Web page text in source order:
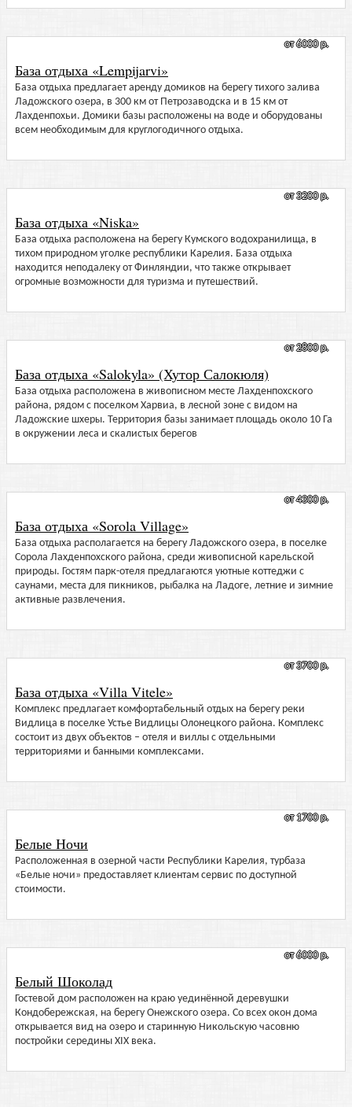
от 6000 р.
База отдыха «Lempijarvi»
База отдыха предлагает аренду домиков на берегу тихого залива
Ладожского озера, в 300 км от Петрозаводска и в 15 км от
Лахденпохьи. Домики базы расположены на воде и оборудованы
всем необходимым для круглогодичного отдыха.
от 3200 р.
База отдыха «Niska»
База отдыха расположена на берегу Кумского водохранилища, в
тихом природном уголке республики Карелия. База отдыха
находится неподалеку от Финляндии, что также открывает
огромные возможности для туризма и путешествий.
от 2800 р.
База отдыха «Salokyla» (Хутор Салокюля)
База отдыха расположена в живописном месте Лахденпохского
района, рядом с поселком Харвиа, в лесной зоне с видом на
Ладожские шхеры. Территория базы занимает площадь около 10 Га
в окружении леса и скалистых берегов
от 4300 р.
База отдыха «Sorola Village»
База отдыха располагается на берегу Ладожского озера, в поселке
Сорола Лахденпохского района, среди живописной карельской
природы. Гостям парк-отеля предлагаются уютные коттеджи с
саунами, места для пикников, рыбалка на Ладоге, летние и зимние
активные развлечения.
от 3700 р.
База отдыха «Villa Vitele»
Комплекс предлагает комфортабельный отдых на берегу реки
Видлица в поселке Устье Видлицы Олонецкого района. Комплекс
состоит из двух объектов – отеля и виллы с отдельными
территориями и банными комплексами.
от 1700 р.
Белые Ночи
Расположенная в озерной части Республики Карелия, турбаза
«Белые ночи» предоставляет клиентам сервис по доступной
стоимости.
от 6000 р.
Белый Шоколад
Гостевой дом расположен на краю уединённой деревушки
Кондобережская, на берегу Онежского озера. Со всех окон дома
открывается вид на озеро и старинную Никольскую часовню
постройки середины XIX века.